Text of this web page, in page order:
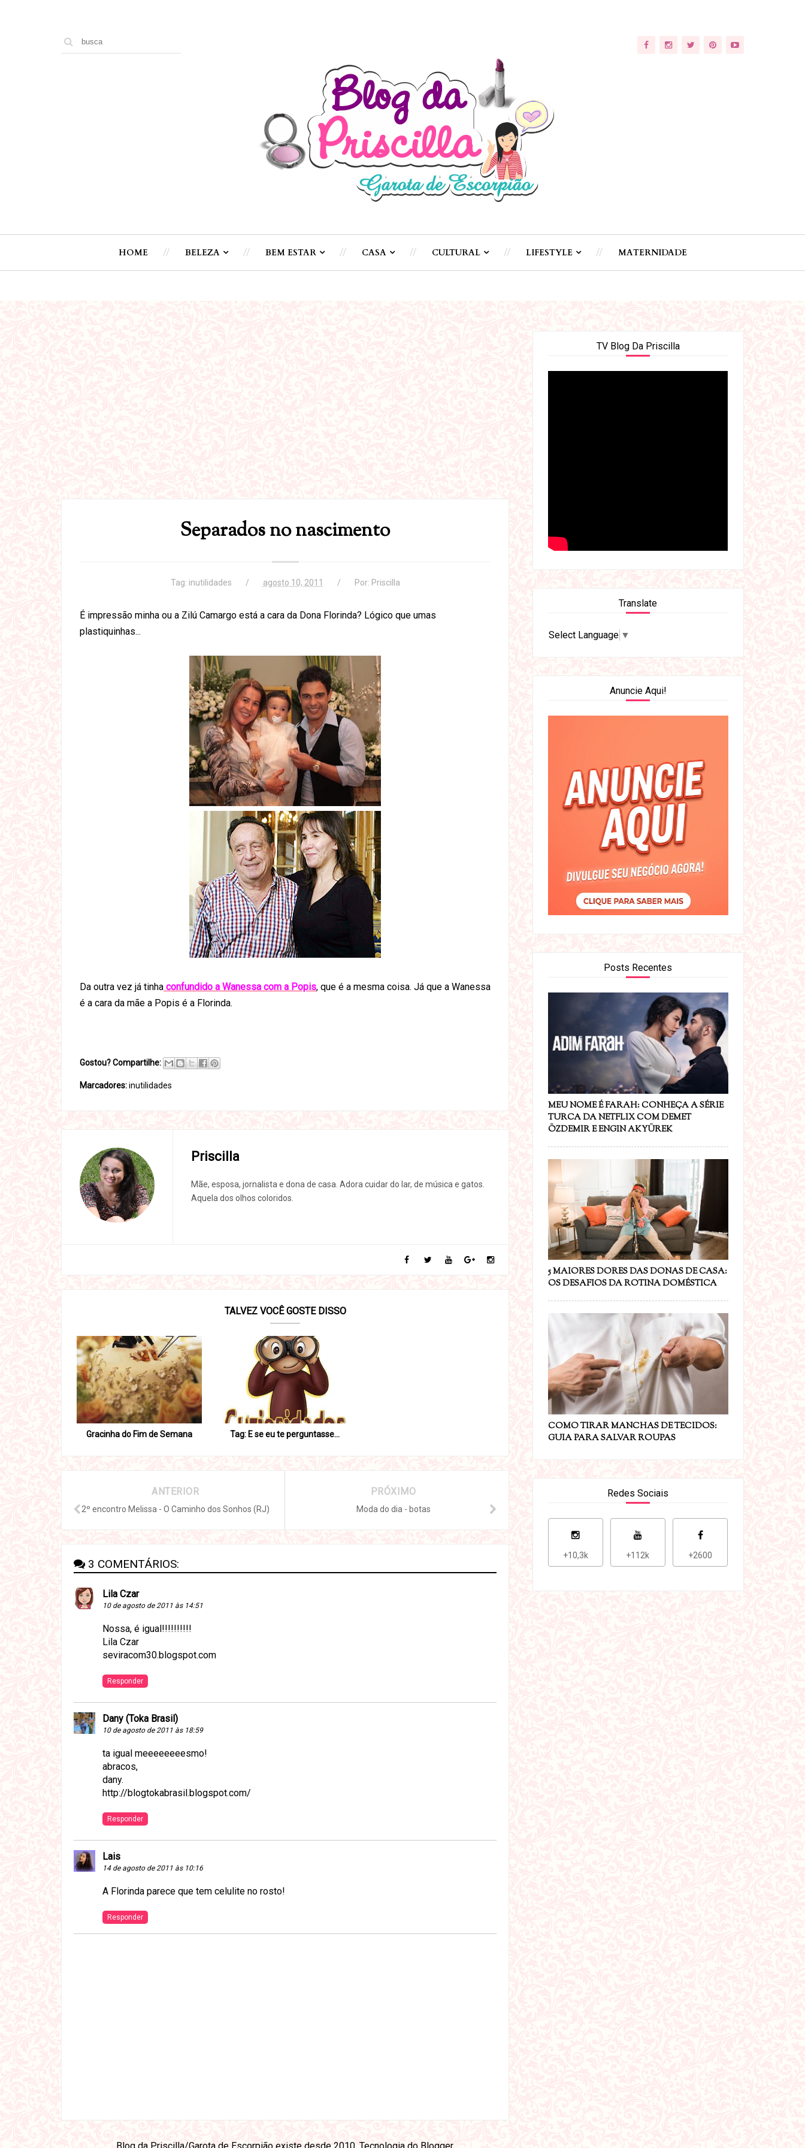
HOME BELEZA BEM ESTAR CASA CULTURAL LIFESTYLE MATERNIDADE
Separados no nascimento
Tag: inutilidades agosto 10, 2011 Por: Priscilla
É impressão minha ou a Zilú Camargo está a cara da Dona Florinda? Lógico que umas
plastiquinhas...
Da outra vez já tinha confundido a Wanessa com a Popis, que é a mesma coisa. Já que a Wanessa
é a cara da mãe a Popis é a Florinda.
Gostou? Compartilhe:
Marcadores:inutilidades
Priscilla
Mãe, esposa, jornalista e dona de casa. Adora cuidar do lar, de música e gatos.
Aquela dos olhos coloridos.
TALVEZ VOCÊ GOSTE DISSO
Gracinha do Fim de Semana Tag: E se eu te perguntasse...
PRÓXIMO
Moda do dia - botas
ANTERIOR
2º encontro Melissa - O Caminho dos Sonhos (RJ)
3 COMENTÁRIOS:
Lila Czar
10 de agosto de 2011 às 14:51
Nossa, é igual!!!!!!!!!!
Lila Czar
seviracom30.blogspot.com
Responder
Dany (Toka Brasil)
10 de agosto de 2011 às 18:59
ta igual meeeeeeeesmo!
abracos,
dany.
http://blogtokabrasil.blogspot.com/
Responder
Lais
14 de agosto de 2011 às 10:16
A Florinda parece que tem celulite no rosto!
Responder
TV Blog Da Priscilla
Translate
Select Language ▼
Anuncie Aqui!
Posts Recentes
MEU NOME É FARAH: CONHEÇA A SÉRIE
TURCA DA NETFLIX COM DEMET
ÖZDEMIR E ENGIN AKYÜREK
5 MAIORES DORES DAS DONAS DE CASA:
OS DESAFIOS DA ROTINA DOMÉSTICA
COMO TIRAR MANCHAS DE TECIDOS:
GUIA PARA SALVAR ROUPAS
Redes Sociais
+10,3k +112k +2600